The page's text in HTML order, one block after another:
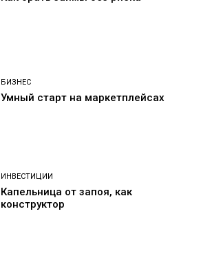
БИЗНЕС
Умный старт на маркетплейсах
ИНВЕСТИЦИИ
Капельница от запоя, как
конструктор